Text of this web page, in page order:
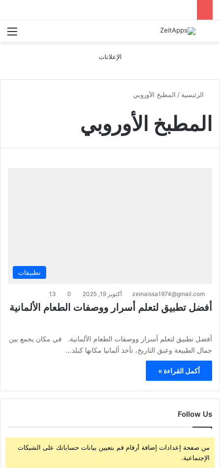
بحث عن
الإعلانات
الرئيسية / المطبخ الأوروبي
المطبخ الأوروبي
تطبيقات
zeinaissa1974@gmail.com أكتوبر 19, 2025 0
13
أفضل تطبيق لتعلم أسرار ووصفات الطعام الألمانية
أفضل تطبيق لتعلم أسرار ووصفات الطعام الألمانية. في مكان يجمع بين
جمال الطبيعة وعبق التاريخ، تأخذ ألمانيا مكانها كبلد…
أكمل القراءة »
Follow Us
من صفحة إعدادات إضافة أرقام قم بتعيين بيانات حساباتك على الشبكات
الإجتماعية.